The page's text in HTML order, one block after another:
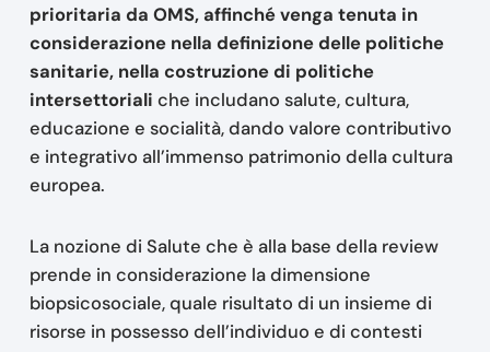
prioritaria da OMS, affinché venga tenuta in
considerazione nella definizione delle politiche
sanitarie, nella costruzione di politiche
intersettoriali che includano salute, cultura,
educazione e socialità, dando valore contributivo
e integrativo all’immenso patrimonio della cultura
europea.
La nozione di Salute che è alla base della review
prende in considerazione la dimensione
biopsicosociale, quale risultato di un insieme di
risorse in possesso dell’individuo e di contesti